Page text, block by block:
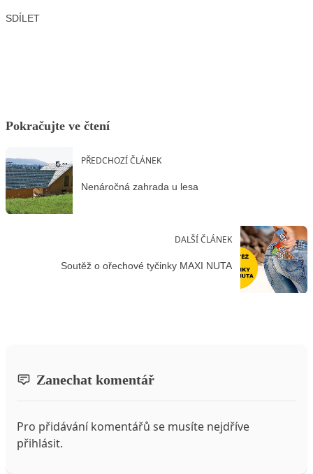
SDÍLET
Pokračujte ve čtení
PŘEDCHOZÍ ČLÁNEK
Nenáročná zahrada u lesa
DALŠÍ ČLÁNEK
Soutěž o ořechové tyčinky MAXI NUTA
Zanechat komentář
Pro přidávání komentářů se musíte nejdříve
přihlásit.